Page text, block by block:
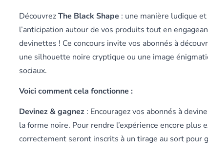
DécouvrezThe Black Shape : une manière ludique
l’anticipation autour de vos produits tout en
devinettes ! Ce concours invite vos abonnés à
une silhouette noire cryptique ou une image
sociaux.
Voici comment cela fonctionne :
Devinez & gagnez : Encouragez vos abonnés à
la forme noire. Pour rendre l’expérience encore plus
correctement seront inscrits à un tirage au sort pour